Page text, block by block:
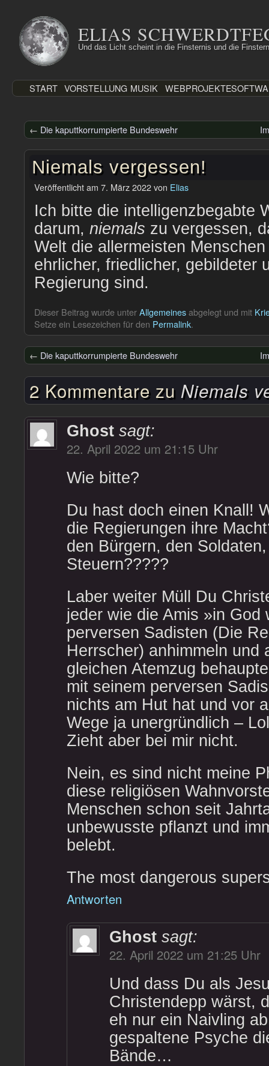
Inhalt
springen
ELIAS
Und das Licht scheint in die Finsternis und die
START VORSTELLUNG MUSIK WEBPROJEKTE
← Die kaputtkorrumpierte Bundeswehr
Niemals vergessen!
Veröffentlicht am 7. März 2022von Elias
Ich bitte die intelligenzbegabte
darum, niemals zu vergessen,
Welt die allermeisten
ehrlicher, friedlicher, gebildeter
Regierung sind.
Dieser Beitrag wurde unterAllgemeinesabgelegt und mit
Setze ein Lesezeichen für den Permalink.
← Die kaputtkorrumpierte Bundeswehr
2 Kommentare zu Niemals
Ghost sagt:
22. April 2022 um 21:15 Uhr
Wie bitte?
Du hast doch einen Knall!
die Regierungen ihre
den Bürgern, den
Steuern?????
Laber weiter Müll Du
jeder wie die Amis »in God
perversen Sadisten (Die
Herrscher) anhimmeln und
gleichen Atemzug
mit seinem perversen
nichts am Hut hat und vor
Wege ja unergründlich –
Zieht aber bei mir nicht.
Nein, es sind nicht meine
diese religiösen
Menschen schon seit
unbewusste pflanzt und
belebt.
The most dangerous
Antworten
Ghost sagt:
22. April 2022 um 21:25 Uhr
Und dass Du als
Christendepp wärst,
eh nur ein Naivling
gespaltene Psyche
Bände…